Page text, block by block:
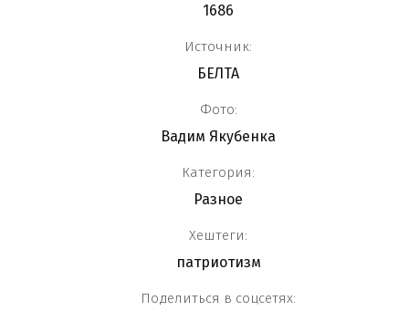
1686
Источник:
БЕЛТА
Фото:
Вадим Якубенка
Категория:
Разное
Хештеги:
патриотизм
Поделиться в соцсетях: